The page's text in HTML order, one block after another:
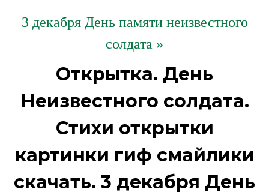
3 декабря День памяти неизвестного
солдата »
Открытка. День
Неизвестного солдата.
Стихи открытки
картинки гиф смайлики
скачать. 3 декабря День